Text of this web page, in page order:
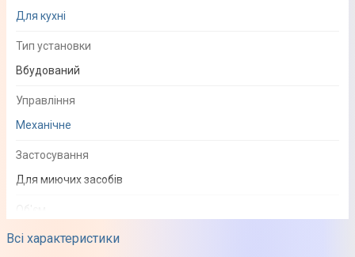
Всі характеристики
Для кухні
Тип установки
Вбудований
Управління
Механічне
Застосування
Для миючих засобів
500 мл